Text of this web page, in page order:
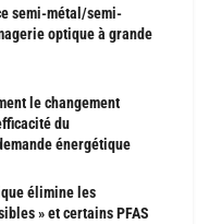
semi-métal/semi-
optique à grande
le changement
du
énergétique
élimine les
» et certains PFAS